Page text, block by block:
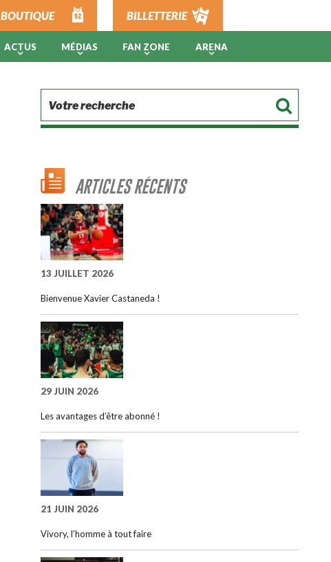
BOUTIQUE BILLETTERIE
ACTUS MÉDIAS FAN ZONE ARENA
ARTICLES RÉCENTS
13 JUILLET 2026
Bienvenue Xavier Castaneda !
29 JUIN 2026
Les avantages d’être abonné !
21 JUIN 2026
Vivory, l’homme à tout faire